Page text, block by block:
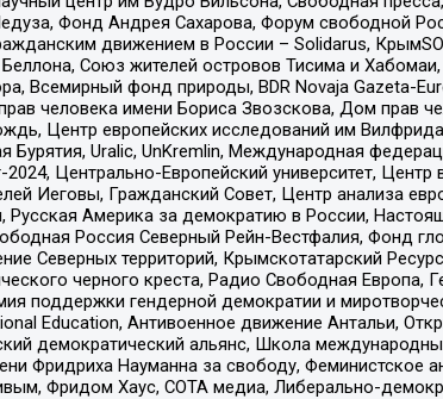
Фонд Андрея Сахарова, Форум свободной
движением в России – Solidarus,
Союз жителей островов Тисима и
Всемирный фонд природы, BDR Novaja Gazeta-
человека имени Бориса Звозскова, Дом прав
Центр европейских исследований им
Бурятия, Uralic, UnKremlin, Международная
2024, Центрально-Европейский университет,
Иеговы, Гражданский Совет, Центр анализа
Америка за демократию в России,
Россия Северный Рейн-Вестфалия, Фонд
Северных территорий, Крымскотатарский
черного креста, Радио Свободная
поддержки гендерной демократии и
Education, Антивоенное движение Антальи,
демократический альянс, Школа
Фридриха Науманна за свободу, Феминистское
Фридом Хаус, СОТА медиа, Либерально-